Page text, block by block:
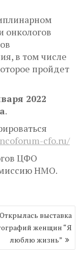
онкологов
в том числе
пройдет
2022
.
cfo.ru/
ЦФО
НМО.
Открылась выставка
женщин “Я
люблю жизнь”